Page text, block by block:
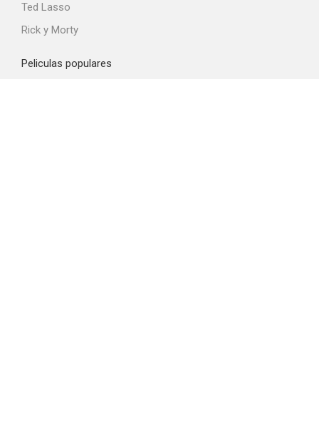
Ted Lasso
Rick y Morty
Peliculas populares